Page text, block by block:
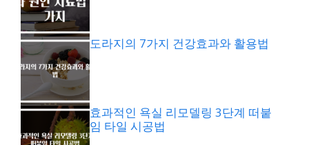
도라지의 7가지 건강효과와 활용법
효과적인 욕실 리모델링 3단계 떠붙
임 타일 시공법